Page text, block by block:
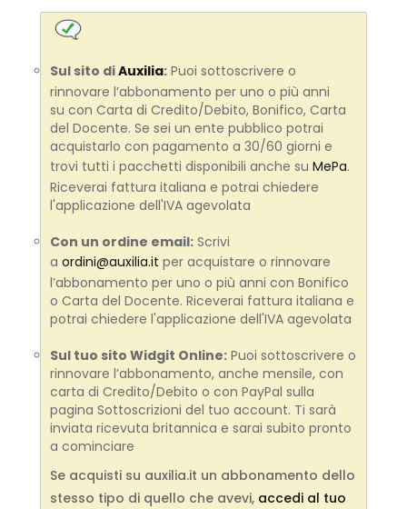
Sul sito diAuxilia: Puoi sottoscrivere o
rinnovare l’abbonamento per uno o più anni
su con Carta di Credito/Debito, Bonifico, Carta
del Docente. Se sei un ente pubblico potrai
acquistarlo con pagamento a 30/60 giorni e
trovi tutti i pacchetti disponibili anche su MePa.
Riceverai fattura italiana e potrai chiedere
l'applicazione dell'IVA agevolata
Con un ordine email: Scrivi
a ordini@auxilia.it per acquistare o rinnovare
l’abbonamento per uno o più anni con Bonifico
o Carta del Docente. Riceverai fattura italiana e
potrai chiedere l'applicazione dell'IVA agevolata
Sul tuo sito Widgit Online: Puoi sottoscrivere o
rinnovare l’abbonamento, anche mensile, con
carta di Credito/Debito o con PayPal sulla
pagina Sottoscrizioni del tuo account. Ti sarà
inviata ricevuta britannica e sarai subito pronto
a cominciare
Se acquisti su auxilia.it un abbonamento dello
stesso tipo di quello che avevi, accedi al tuo